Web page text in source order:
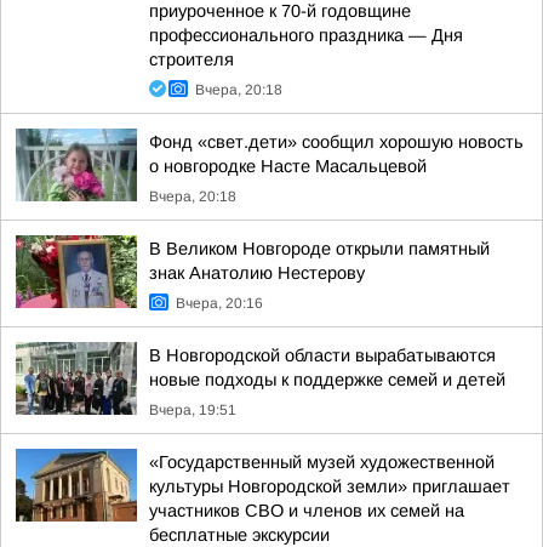
приуроченное к 70-й годовщине
профессионального праздника — Дня
строителя
Вчера, 20:18
Фонд «свет.дети» сообщил хорошую новость
о новгородке Насте Масальцевой
Вчера, 20:18
В Великом Новгороде открыли памятный
знак Анатолию Нестерову
Вчера, 20:16
В Новгородской области вырабатываются
новые подходы к поддержке семей и детей
Вчера, 19:51
«Государственный музей художественной
культуры Новгородской земли» приглашает
участников СВО и членов их семей на
бесплатные экскурсии